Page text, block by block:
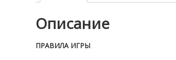
Описание
ПРАВИЛА ИГРЫ